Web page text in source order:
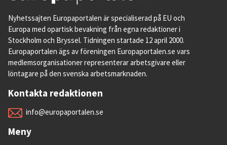
Nyhetssajten Europaportalen är specialiserad på EU och
Europa med opartisk bevakning från egna redaktioner i
Stockholm och Bryssel. Tidningen startade 12 april 2000.
Europaportalen ägs av föreningen Europaportalen.se vars
medlemsorganisationer representerar arbetsgivare eller
löntagare på den svenska arbetsmarknaden.
Kontakta redaktionen
info@europaportalen.se
Meny